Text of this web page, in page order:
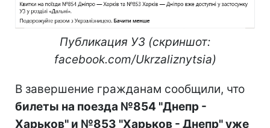
Публикация УЗ (скриншот:
facebook.com/Ukrzaliznytsia)
В завершение гражданам сообщили, что
билеты на поезда №854 "Днепр -
Харьков" и №853 "Харьков - Днепр" уже